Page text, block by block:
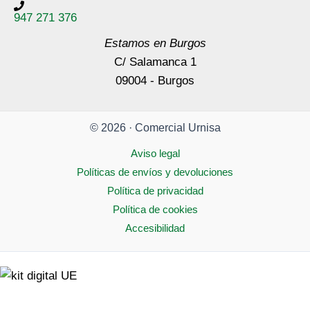
947 271 376
Estamos en Burgos
C/ Salamanca 1
09004 - Burgos
© 2026 · Comercial Urnisa
Aviso legal
Políticas de envíos y devoluciones
Política de privacidad
Política de cookies
Accesibilidad